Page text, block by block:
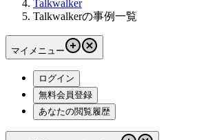
Talkwalker
Talkwalkerの事例一覧
マイメニュー
ログイン
無料会員登録
あなたの閲覧履歴